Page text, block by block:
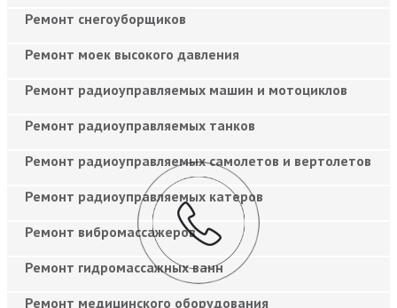
Ремонт снегоуборщиков
Ремонт моек высокого давления
Ремонт радиоуправляемых машин и мотоциклов
Ремонт радиоуправляемых танков
Ремонт радиоуправляемых самолетов и вертолетов
Ремонт радиоуправляемых катеров
Ремонт вибромассажеров
Ремонт гидромассажных ванн
Ремонт медицинского оборудования